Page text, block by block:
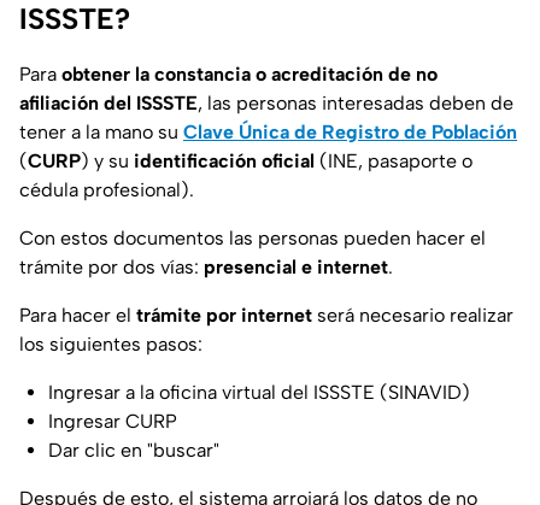
ISSSTE?
Para obtener la constancia o acreditación de no
afiliación del ISSSTE, las personas interesadas deben de
tener a la mano su Clave Única de Registro de Población
(CURP) y su identificación oficial (INE, pasaporte o
cédula profesional).
Con estos documentos las personas pueden hacer el
trámite por dos vías: presencial e internet.
Para hacer el trámite por internet será necesario realizar
los siguientes pasos:
Ingresar a la oficina virtual del ISSSTE (SINAVID)
Ingresar CURP
Dar clic en "buscar"
Después de esto, el sistema arrojará los datos de no